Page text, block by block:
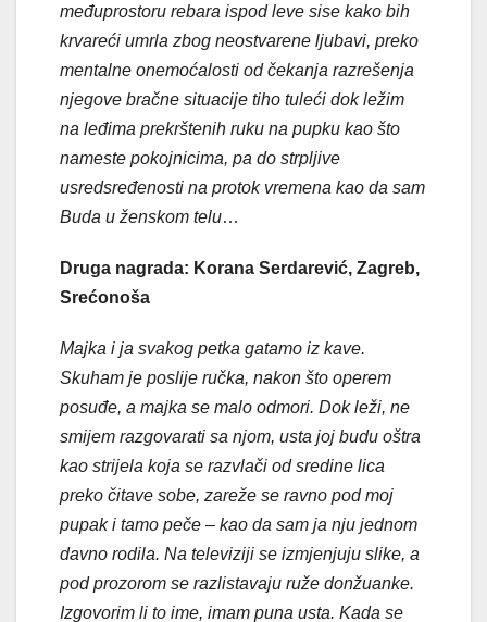
međuprostoru rebara ispod leve sise kako bih
krvareći umrla zbog neostvarene ljubavi, preko
mentalne onemoćalosti od čekanja razrešenja
njegove bračne situacije tiho tuleći dok ležim
na leđima prekrštenih ruku na pupku kao što
nameste pokojnicima, pa do strpljive
usredsređenosti na protok vremena kao da sam
Buda u ženskom telu…
Druga nagrada: Korana Serdarević, Zagreb,
Srećonoša
Majka i ja svakog petka gatamo iz kave.
Skuham je poslije ručka, nakon što operem
posuđe, a majka se malo odmori. Dok leži, ne
smijem razgovarati sa njom, usta joj budu oštra
kao strijela koja se razvlači od sredine lica
preko čitave sobe, zareže se ravno pod moj
pupak i tamo peče – kao da sam ja nju jednom
davno rodila. Na televiziji se izmjenjuju slike, a
pod prozorom se razlistavaju ruže donžuanke.
Izgovorim li to ime, imam puna usta. Kada se